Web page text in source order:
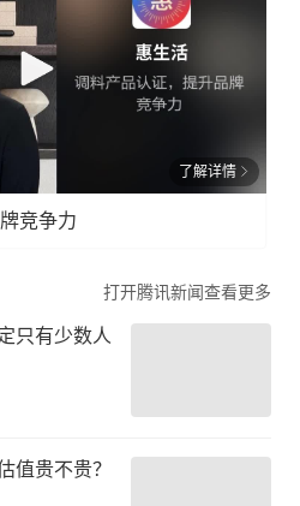
了解详情
竞争力
打开腾讯新闻查看更多
只有少数人
值贵不贵？